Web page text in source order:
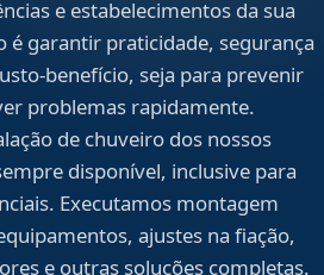
e estabelecimentos da sua
é garantir praticidade, segurança
benefício, seja para prevenir
problemas rapidamente.
de chuveiro dos nossos
disponível, inclusive para
Executamos montagem
ajustes na fiação,
e outras soluções completas.